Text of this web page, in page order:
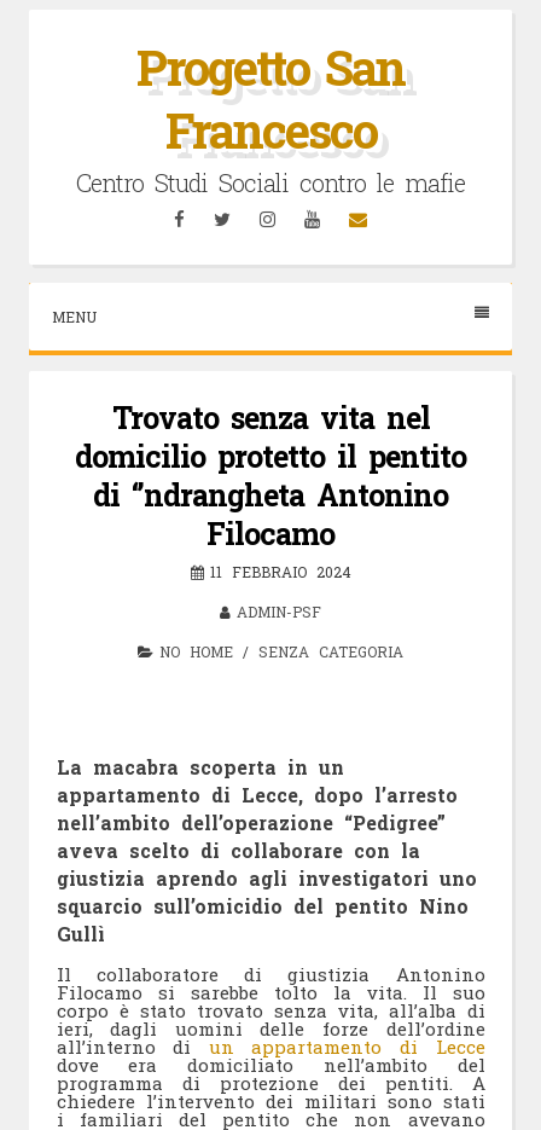
Progetto San
Francesco
Centro Studi Sociali contro le mafie
FacebookTwitterInstagramYouTubeEmail
MENU
Trovato senza vita nel
domicilio protetto il pentito
di ‘’ndrangheta Antonino
Filocamo
11 FEBBRAIO 2024
ADMIN-PSF
NO HOME / SENZA CATEGORIA
La macabra scoperta in un
appartamento di Lecce, dopo l’arresto
nell’ambito dell’operazione “Pedigree”
aveva scelto di collaborare con la
giustizia aprendo agli investigatori uno
squarcio sull’omicidio del pentito Nino
Gullì
Il collaboratore di giustizia Antonino
Filocamo si sarebbe tolto la vita. Il suo
corpo è stato trovato senza vita, all’alba di
ieri, dagli uomini delle forze dell’ordine
all’interno di un appartamento di Lecce
dove era domiciliato nell’ambito del
programma di protezione dei pentiti. A
chiedere l’intervento dei militari sono stati
i familiari del pentito che non avevano